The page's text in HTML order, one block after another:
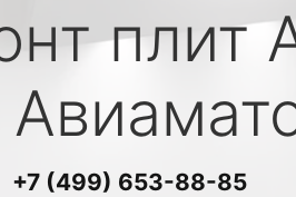
плит
+7 (499) 653-88-85